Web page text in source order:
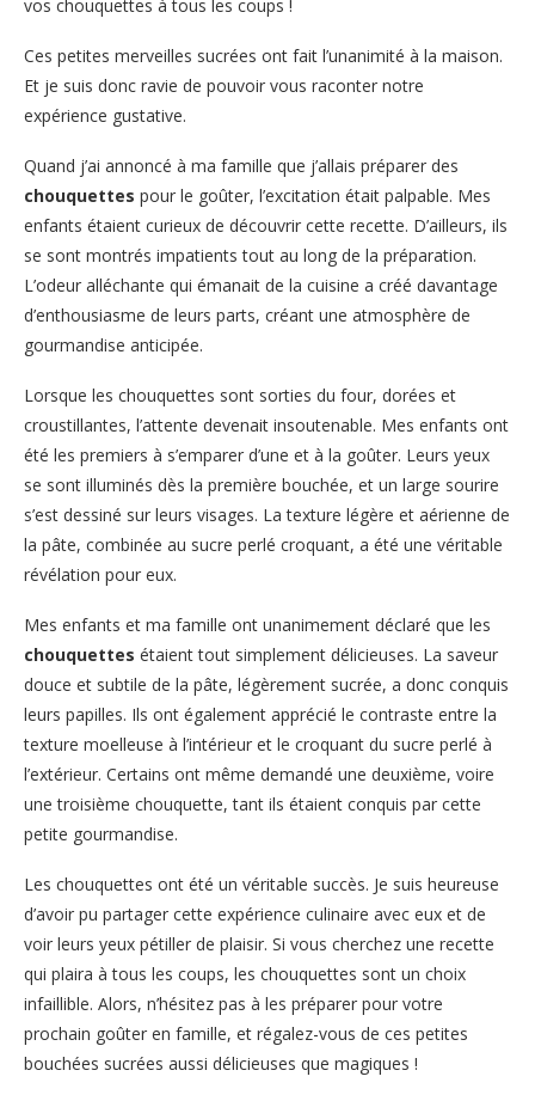
vos chouquettes à tous les coups !
Ces petites merveilles sucrées ont fait l’unanimité à la maison.
Et je suis donc ravie de pouvoir vous raconter notre
expérience gustative.
Quand j’ai annoncé à ma famille que j’allais préparer des
chouquettes pour le goûter, l’excitation était palpable. Mes
enfants étaient curieux de découvrir cette recette. D’ailleurs, ils
se sont montrés impatients tout au long de la préparation.
L’odeur alléchante qui émanait de la cuisine a créé davantage
d’enthousiasme de leurs parts, créant une atmosphère de
gourmandise anticipée.
Lorsque les chouquettes sont sorties du four, dorées et
croustillantes, l’attente devenait insoutenable. Mes enfants ont
été les premiers à s’emparer d’une et à la goûter. Leurs yeux
se sont illuminés dès la première bouchée, et un large sourire
s’est dessiné sur leurs visages. La texture légère et aérienne de
la pâte, combinée au sucre perlé croquant, a été une véritable
révélation pour eux.
Mes enfants et ma famille ont unanimement déclaré que les
chouquettes étaient tout simplement délicieuses. La saveur
douce et subtile de la pâte, légèrement sucrée, a donc conquis
leurs papilles. Ils ont également apprécié le contraste entre la
texture moelleuse à l’intérieur et le croquant du sucre perlé à
l’extérieur. Certains ont même demandé une deuxième, voire
une troisième chouquette, tant ils étaient conquis par cette
petite gourmandise.
Les chouquettes ont été un véritable succès. Je suis heureuse
d’avoir pu partager cette expérience culinaire avec eux et de
voir leurs yeux pétiller de plaisir. Si vous cherchez une recette
qui plaira à tous les coups, les chouquettes sont un choix
infaillible. Alors, n’hésitez pas à les préparer pour votre
prochain goûter en famille, et régalez-vous de ces petites
bouchées sucrées aussi délicieuses que magiques !